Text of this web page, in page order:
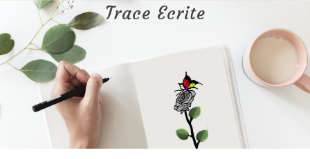
contenu
Trace Ecrite